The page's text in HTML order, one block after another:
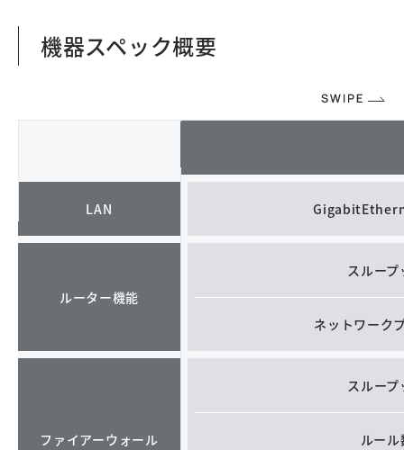
機器スペック概要
LAN
ルーター機能
スループ
ネットワーク
ファイアーウォール
スループ
ルール